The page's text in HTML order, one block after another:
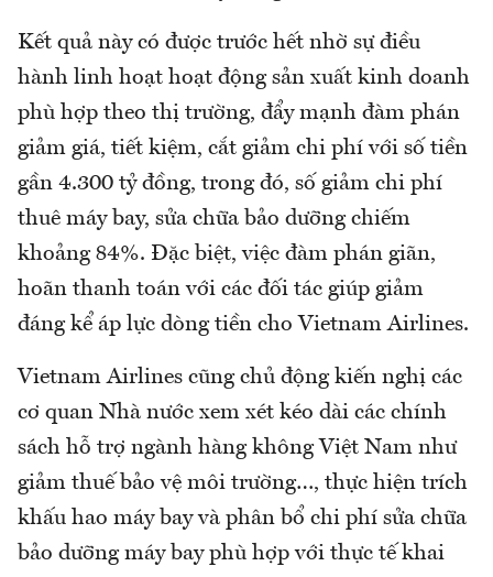
Kết quả này có được trước hết nhờ sự điều
hành linh hoạt hoạt động sản xuất kinh doanh
phù hợp theo thị trường, đẩy mạnh đàm phán
giảm giá, tiết kiệm, cắt giảm chi phí với số tiền
gần 4.300 tỷ đồng, trong đó, số giảm chi phí
thuê máy bay, sửa chữa bảo dưỡng chiếm
khoảng 84%. Đặc biệt, việc đàm phán giãn,
hoãn thanh toán với các đối tác giúp giảm
đáng kể áp lực dòng tiền cho Vietnam Airlines.
Vietnam Airlines cũng chủ động kiến nghị các
cơ quan Nhà nước xem xét kéo dài các chính
sách hỗ trợ ngành hàng không Việt Nam như
giảm thuế bảo vệ môi trường…, thực hiện trích
khấu hao máy bay và phân bổ chi phí sửa chữa
bảo dưỡng máy bay phù hợp với thực tế khai